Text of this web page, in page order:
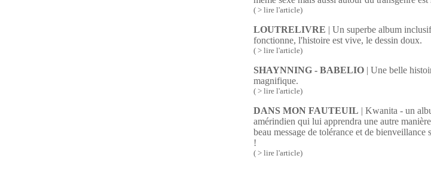
( > lire l'article)
LOUTRELIVRE | Un superbe album
fonctionne, l'histoire est vive, le dessin doux.
( > lire l'article)
SHAYNNING - BABELIO | Une belle
magnifique.
( > lire l'article)
DANS MON FAUTEUIL | Kwanita - un
amérindien qui lui apprendra une autre
beau message de tolérance et de
!
( > lire l'article)